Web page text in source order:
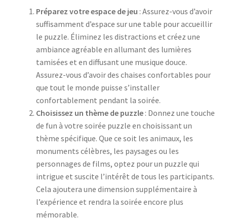
Préparez votre espace de jeu : Assurez-vous d’avoir
suffisamment d’espace sur une table pour accueillir
le puzzle. Éliminez les distractions et créez une
ambiance agréable en allumant des lumières
tamisées et en diffusant une musique douce.
Assurez-vous d’avoir des chaises confortables pour
que tout le monde puisse s’installer
confortablement pendant la soirée.
Choisissez un thème de puzzle: Donnez une touche
de fun à votre soirée puzzle en choisissant un
thème spécifique. Que ce soit les animaux, les
monuments célèbres, les paysages ou les
personnages de films, optez pour un puzzle qui
intrigue et suscite l’intérêt de tous les participants.
Cela ajoutera une dimension supplémentaire à
l’expérience et rendra la soirée encore plus
mémorable.